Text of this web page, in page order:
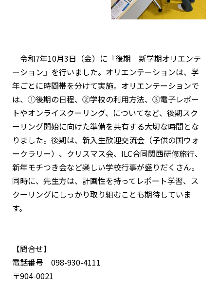
令和7年10月3日（金）に『後期 新学期オリエンテ
ーション』を行いました。オリエンテーションは、学
年ごとに時間帯を分けて実施。オリエンテーションで
は、①後期の日程、②学校の利用方法、③電子レポー
トやオンライスクーリング、についてなど、後期スク
ーリング開始に向けた準備を共有する大切な時間とな
りました。後期は、新入生歓迎交流会（子供の国ウォ
ークラリー）、クリスマス会、ILC合同関西研修旅行、
新年モチつき会など楽しい学校行事が盛りだくさん。
同時に、先生方は、計画性を持ってレポート学習、ス
クーリングにしっかり取り組むことも期待していま
す。
【問合せ】
電話番号 098-930-4111
〒904-0021